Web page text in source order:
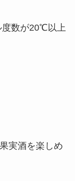
度数が20℃以上
実酒を楽しめ